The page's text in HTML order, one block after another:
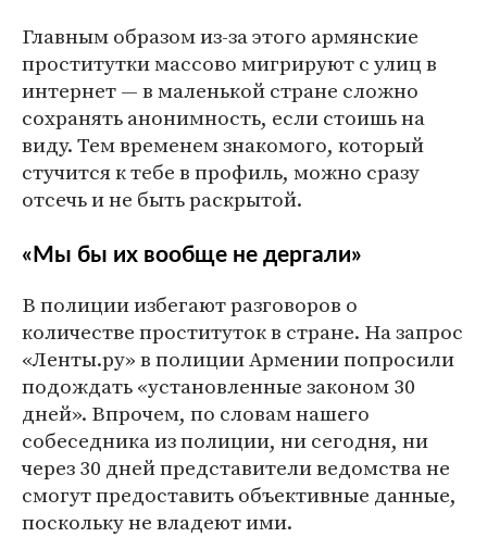
Главным образом из-за этого армянские
проститутки массово мигрируют с улиц в
интернет — в маленькой стране сложно
сохранять анонимность, если стоишь на
виду. Тем временем знакомого, который
стучится к тебе в профиль, можно сразу
отсечь и не быть раскрытой.
«Мы бы их вообще не дергали»
В полиции избегают разговоров о
количестве проституток в стране. На запрос
«Ленты.ру» в полиции Армении попросили
подождать «установленные законом 30
дней». Впрочем, по словам нашего
собеседника из полиции, ни сегодня, ни
через 30 дней представители ведомства не
смогут предоставить объективные данные,
поскольку не владеют ими.